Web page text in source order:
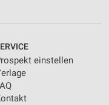
einstellen